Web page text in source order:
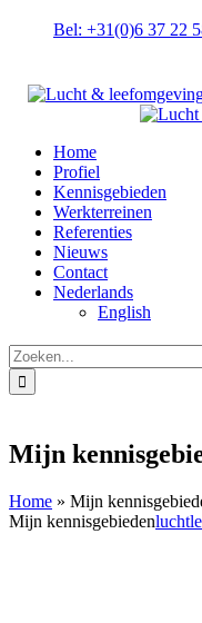
Bel: +31(0)6 37 22
Home
Profiel
Kennisgebieden
Werkterreinen
Referenties
Nieuws
Contact
Nederlands
English
Zoeken
naar:
Mijn
Home » Mijn
Mijn kennisgebieden